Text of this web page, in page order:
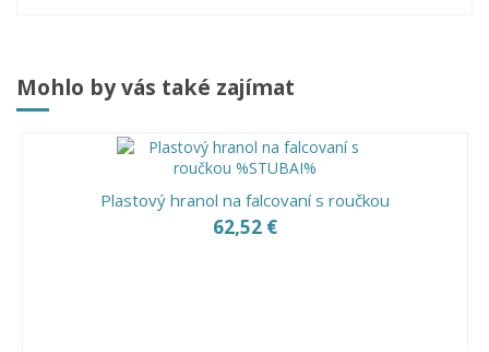
Mohlo by vás také zajímat
Plastový hranol na falcovaní s roučkou
62,52 €